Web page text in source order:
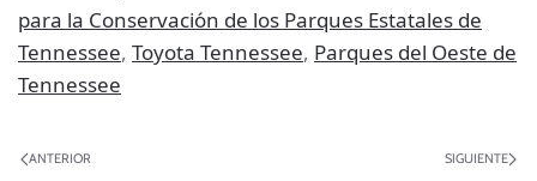
para la Conservación de los Parques Estatales de
Tennessee, Toyota Tennessee, Parques del Oeste de
Tennessee
ANTERIOR SIGUIENTE